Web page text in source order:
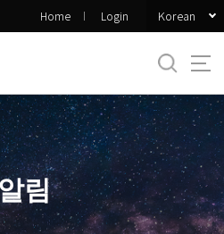
Home Login Korean
림